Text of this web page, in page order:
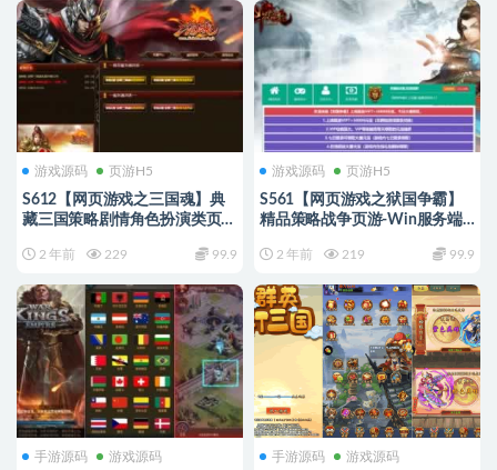
游戏源码 页游H5
S612【网页游戏之三国魂】典
藏三国策略剧情角色扮演类页
程-详细外网教程
2 年前 229 99.9
游戏源码 页游H5
S561【网页游戏之狱国争霸】
精品策略战争页游-Win服务端
元宝充值教程
2 年前 219 99.9
手游源码 游戏源码 手游源码 游戏源码